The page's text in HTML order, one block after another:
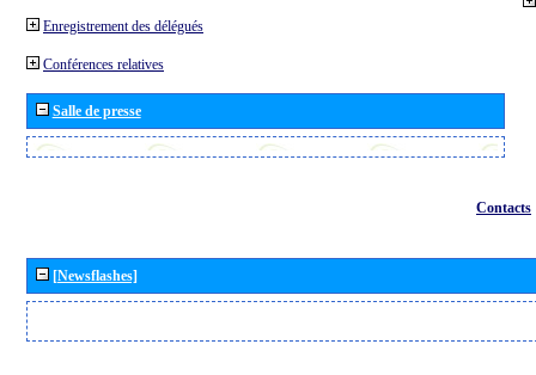
Enregistrement des délégués
Conférences relatives
Salle de presse
Contacts
[Newsflashes]